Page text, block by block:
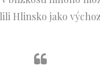
Hlinsko jako